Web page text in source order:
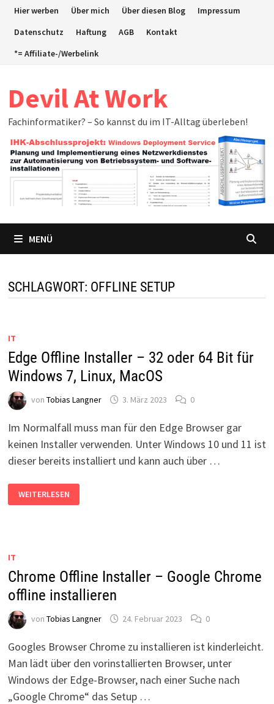
ZumHier werben Über mich Über diesen Blog
Impressum
Datenschutz
Haftung AGB
Kontakt
*= Affiliate-/Werbelink
Devil At Work
Fachinformatiker? – So kannst du im IT-Alltag überleben!
MENÜ
SCHLAGWORT: OFFLINE SETUP
IT
Edge Offline Installer – 32 oder 64 Bit für
Windows 7, Linux, MacOS
von Tobias Langner 3. März 2023 0
Im Normalfall muss man für den Edge Browser gar
keinen Installer verwenden. Unter Windows 10 und 11 ist
dieser bereits installiert und kann auch über …
EDGE
OFFLINE
INSTALLER
7,
LINUX,
MACOS
WEITERLESEN
IT
Chrome Offline Installer – Google Chrome
offline installieren
von Tobias Langner 24. Februar 2023 0
Googles Browser Chrome zu installieren ist kinderleicht.
Man lädt über den vorinstallierten Browser, unter
Windows der Edge-Browser, nach einer Suche nach
„Google Chrome“ das Setup …